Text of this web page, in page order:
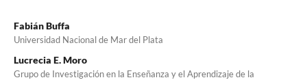
Fabián Buffa
Universidad Nacional de Mar del Plata
Lucrecia E. Moro
Grupo de Investigación en la Enseñanza y el Aprendizaje de la